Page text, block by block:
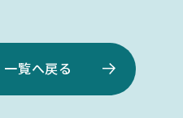
一覧へ戻る